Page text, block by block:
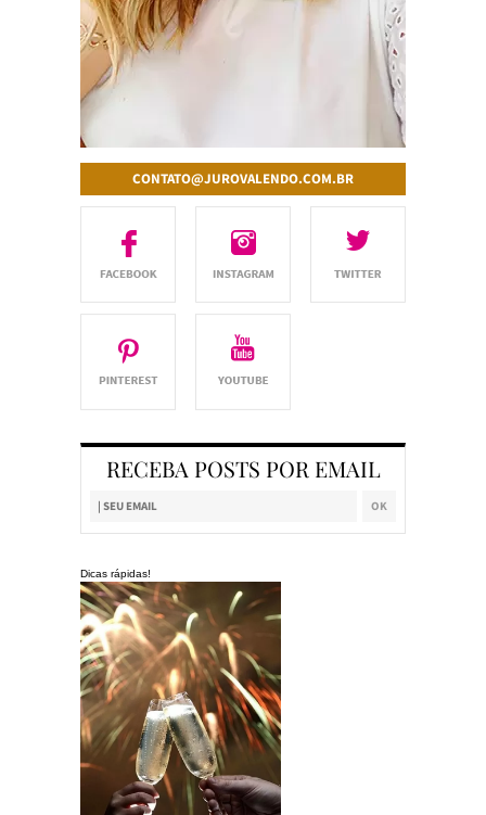
CONTATO@JUROVALENDO.COM.BR
RECEBA POSTS POR EMAIL
Dicas rápidas!